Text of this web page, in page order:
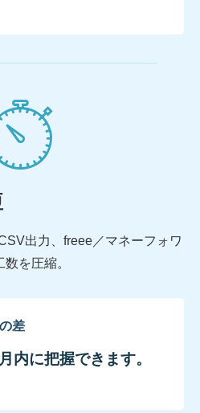
出力、freee／マネーフォワ
を圧縮。
差
内に把握できます。